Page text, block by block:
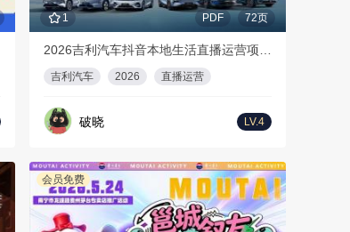
1 PDF 72页
2026吉利汽车抖音本地生活直播运营项目方案
吉利汽车 2026 直播运营
破晓 LV.4
会员免费